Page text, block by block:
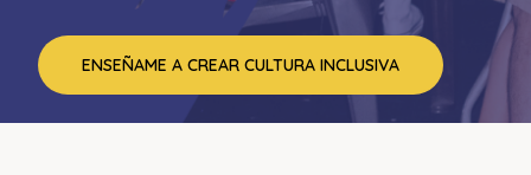
ENSEÑAME A CREAR CULTURA INCLUSIVA